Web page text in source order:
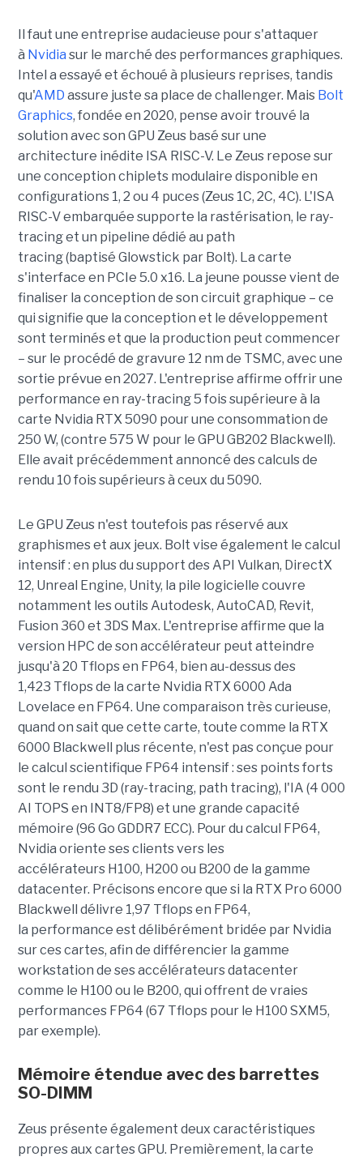
Il faut une entreprise audacieuse pour s'attaquer
à Nvidia sur le marché des performances graphiques.
Intel a essayé et échoué à plusieurs reprises, tandis
qu'AMD assure juste sa place de challenger. Mais Bolt
Graphics, fondée en 2020, pense avoir trouvé la
solution avec son GPU Zeus basé sur une
architecture inédite ISA RISC-V. Le Zeus repose sur
une conception chiplets modulaire disponible en
configurations 1, 2 ou 4 puces (Zeus 1C, 2C, 4C). L'ISA
RISC-V embarquée supporte la rastérisation, le ray-
tracing et un pipeline dédié au path
tracing (baptisé Glowstick par Bolt). La carte
s'interface en PCIe 5.0 x16. La jeune pousse vient de
finaliser la conception de son circuit graphique – ce
qui signifie que la conception et le développement
sont terminés et que la production peut commencer
– sur le procédé de gravure 12 nm de TSMC, avec une
sortie prévue en 2027. L'entreprise affirme offrir une
performance en ray-tracing 5 fois supérieure à la
carte Nvidia RTX 5090 pour une consommation de
250 W, (contre 575 W pour le GPU GB202 Blackwell).
Elle avait précédemment annoncé des calculs de
rendu 10 fois supérieurs à ceux du 5090.
Le GPU Zeus n'est toutefois pas réservé aux
graphismes et aux jeux. Bolt vise également le calcul
intensif : en plus du support des API Vulkan, DirectX
12, Unreal Engine, Unity, la pile logicielle couvre
notamment les outils Autodesk, AutoCAD, Revit,
Fusion 360 et 3DS Max. L'entreprise affirme que la
version HPC de son accélérateur peut atteindre
jusqu'à 20 Tflops en FP64, bien au-dessus des
1,423 Tflops de la carte Nvidia RTX 6000 Ada
Lovelace en FP64. Une comparaison très curieuse,
quand on sait que cette carte, toute comme la RTX
6000 Blackwell plus récente, n'est pas conçue pour
le calcul scientifique FP64 intensif : ses points forts
sont le rendu 3D (ray-tracing, path tracing), l'IA (4 000
AI TOPS en INT8/FP8) et une grande capacité
mémoire (96 Go GDDR7 ECC). Pour du calcul FP64,
Nvidia oriente ses clients vers les
accélérateurs H100, H200 ou B200 de la gamme
datacenter. Précisons encore que si la RTX Pro 6000
Blackwell délivre 1,97 Tflops en FP64,
la performance est délibérément bridée par Nvidia
sur ces cartes, afin de différencier la gamme
workstation de ses accélérateurs datacenter
comme le H100 ou le B200, qui offrent de vraies
performances FP64 (67 Tflops pour le H100 SXM5,
par exemple).
Mémoire étendue avec des barrettes
SO-DIMM
Zeus présente également deux caractéristiques
propres aux cartes GPU. Premièrement, la carte